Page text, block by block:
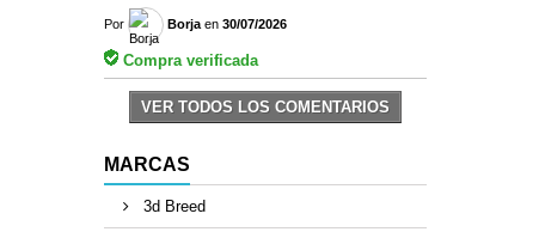
Por Borja en 30/07/2026
Compra verificada
VER TODOS LOS COMENTARIOS
MARCAS
3d Breed